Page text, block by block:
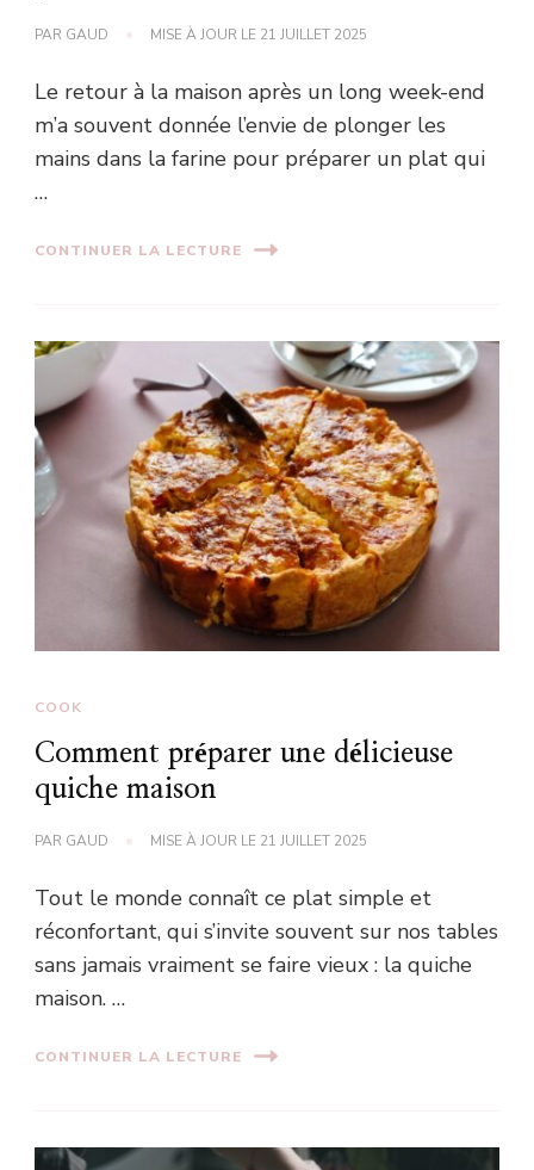
PAR GAUD MISE À JOUR LE 21 JUILLET 2025
Le retour à la maison après un long week-end
m’a souvent donnée l’envie de plonger les
mains dans la farine pour préparer un plat qui
…
CONTINUER LA LECTURE
COOK
Comment préparer une délicieuse
quiche maison
PAR GAUD MISE À JOUR LE 21 JUILLET 2025
Tout le monde connaît ce plat simple et
réconfortant, qui s’invite souvent sur nos tables
sans jamais vraiment se faire vieux : la quiche
maison. …
CONTINUER LA LECTURE